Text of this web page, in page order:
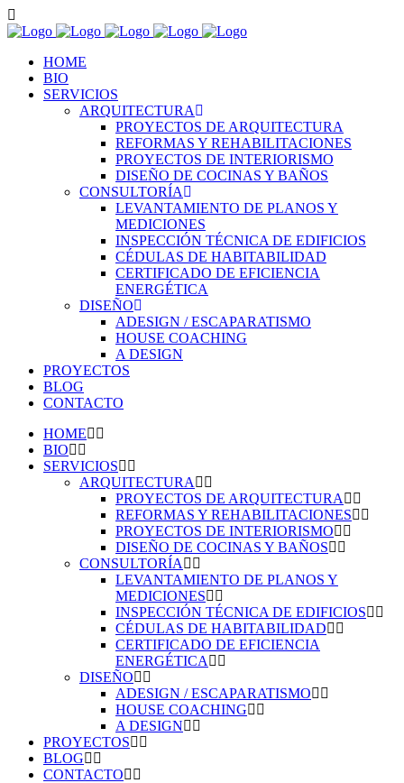
HOME
BIO
SERVICIOS
ARQUITECTURA
PROYECTOS DE ARQUITECTURA
REFORMAS Y REHABILITACIONES
PROYECTOS DE INTERIORISMO
DISEÑO DE COCINAS Y BAÑOS
CONSULTORÍA
LEVANTAMIENTO DE PLANOS Y
MEDICIONES
INSPECCIÓN TÉCNICA DE EDIFICIOS
CÉDULAS DE HABITABILIDAD
CERTIFICADO DE EFICIENCIA
ENERGÉTICA
DISEÑO
ADESIGN / ESCAPARATISMO
HOUSE COACHING
A DESIGN
PROYECTOS
BLOG
CONTACTO
HOME
BIO
SERVICIOS
ARQUITECTURA
PROYECTOS DE ARQUITECTURA
REFORMAS Y REHABILITACIONES
PROYECTOS DE INTERIORISMO
DISEÑO DE COCINAS Y BAÑOS
CONSULTORÍA
LEVANTAMIENTO DE PLANOS Y
MEDICIONES
INSPECCIÓN TÉCNICA DE EDIFICIOS
CÉDULAS DE HABITABILIDAD
CERTIFICADO DE EFICIENCIA
ENERGÉTICA
DISEÑO
ADESIGN / ESCAPARATISMO
HOUSE COACHING
A DESIGN
PROYECTOS
BLOG
CONTACTO